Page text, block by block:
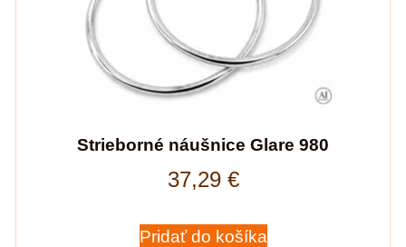
Strieborné náušnice Glare 980
37,29 €
Pridať do košíka